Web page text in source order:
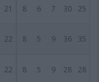
21 8 6 7 30 25
22 8 5 9 36 35
22 8 5 9 28 28